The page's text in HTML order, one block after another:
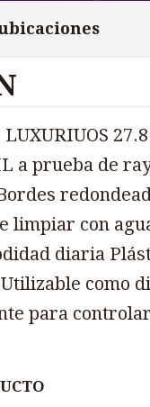
a prueba de
limpiar con
diaria
como
para